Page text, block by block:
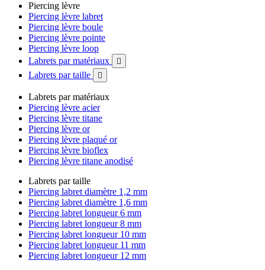
Piercing lèvre
Piercing lèvre labret
Piercing lèvre boule
Piercing lèvre pointe
Piercing lèvre loop
Labrets par matériaux

Labrets par taille 
Labrets par matériaux
Piercing lèvre acier
Piercing lèvre titane
Piercing lèvre or
Piercing lèvre plaqué or
Piercing lèvre bioflex
Piercing lèvre titane anodisé
Labrets par taille
Piercing labret diamètre 1,2 mm
Piercing labret diamètre 1,6 mm
Piercing labret longueur 6 mm
Piercing labret longueur 8 mm
Piercing labret longueur 10 mm
Piercing labret longueur 11 mm
Piercing labret longueur 12 mm